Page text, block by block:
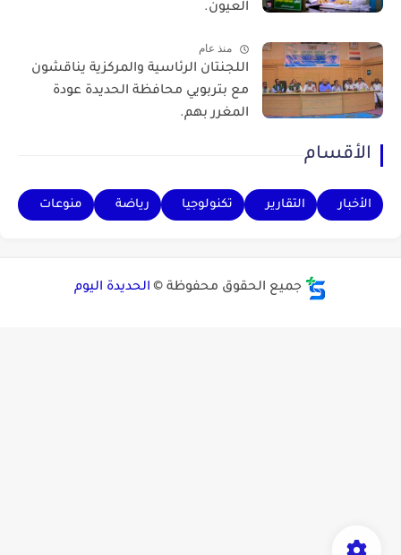
العيون.
منذ عام
اللجنتان الرئاسية والمركزية يناقشون
مع بتربويي محافظة الحديدة عودة
المغرر بهم.
الأقسام
الأخبار التقارير تكنولوجيا رياضة منوعات
جميع الحقوق محفوظة © الحديدة اليوم